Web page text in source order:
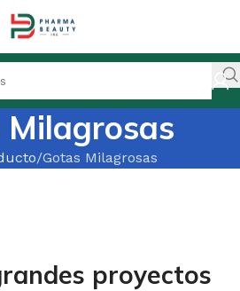
Milagrosas
Gotas Milagrosas
proyectos